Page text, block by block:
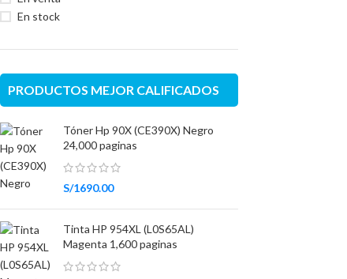
En stock
PRODUCTOS MEJOR CALIFICADOS
Tóner Hp 90X (CE390X) Negro
24,000 paginas
S/1690.00
Tinta HP 954XL (L0S65AL)
Magenta 1,600 paginas